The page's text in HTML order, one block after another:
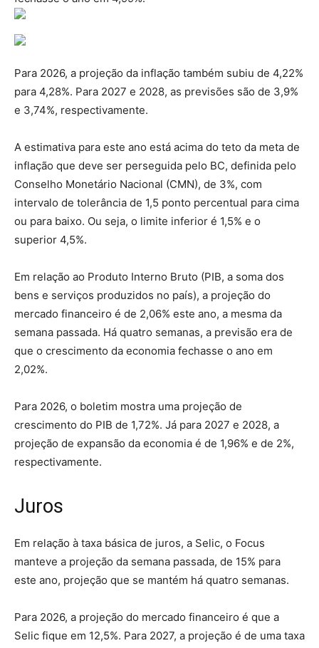
Para 2026, a projeção da inflação também subiu de 4,22%
para 4,28%. Para 2027 e 2028, as previsões são de 3,9%
e 3,74%, respectivamente.
A estimativa para este ano está acima do teto da meta de
inflação que deve ser perseguida pelo BC, definida pelo
Conselho Monetário Nacional (CMN), de 3%, com
intervalo de tolerância de 1,5 ponto percentual para cima
ou para baixo. Ou seja, o limite inferior é 1,5% e o
superior 4,5%.
Em relação ao Produto Interno Bruto (PIB, a soma dos
bens e serviços produzidos no país), a projeção do
mercado financeiro é de 2,06% este ano, a mesma da
semana passada. Há quatro semanas, a previsão era de
que o crescimento da economia fechasse o ano em
2,02%.
Para 2026, o boletim mostra uma projeção de
crescimento do PIB de 1,72%. Já para 2027 e 2028, a
projeção de expansão da economia é de 1,96% e de 2%,
respectivamente.
Juros
Em relação à taxa básica de juros, a Selic, o Focus
manteve a projeção da semana passada, de 15% para
este ano, projeção que se mantém há quatro semanas.
Para 2026, a projeção do mercado financeiro é que a
Selic fique em 12,5%. Para 2027, a projeção é de uma taxa